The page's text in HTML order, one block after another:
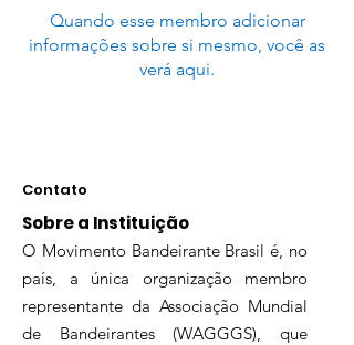
Quando esse membro adicionar
informações sobre si mesmo, você as
verá aqui.
Contato
Sobre a Instituição
O Movimento Bandeirante Brasil é, no
país, a única organização membro
representante da Associação Mundial
de Bandeirantes (WAGGGS), que